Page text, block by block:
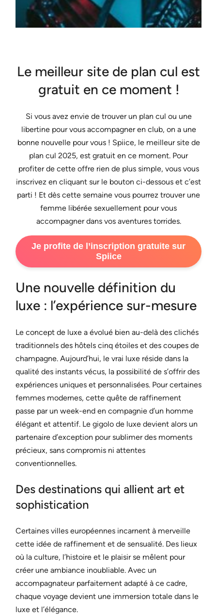
Le meilleur site de plan cul est
gratuit en ce moment !
Si vous avez envie de trouver un plan cul ou une
libertine pour vous accompagner en club, on a une
bonne nouvelle pour vous ! Spiice, le meilleur site de
plan cul 2025, est gratuit en ce moment. Pour
profiter de cette offre rien de plus simple, vous vous
inscrivez en cliquant sur le bouton ci-dessous et c’est
parti ! Et dès cette semaine vous pourrez trouver une
femme libérée sexuellement pour vous
accompagner dans vos aventures torrides.
Je profite de l’inscription gratuite sur
Spiice
Une nouvelle définition du
luxe : l’expérience sur-mesure
Le concept de luxe a évolué bien au-delà des clichés
traditionnels des hôtels cinq étoiles et des coupes de
champagne. Aujourd’hui, le vrai luxe réside dans la
qualité des instants vécus, la possibilité de s’offrir des
expériences uniques et personnalisées. Pour certaines
femmes modernes, cette quête de raffinement
passe par un week-end en compagnie d’un homme
élégant et attentif. Le gigolo de luxe devient alors un
partenaire d’exception pour sublimer des moments
précieux, sans compromis ni attentes
conventionnelles.
Des destinations qui allient art et
sophistication
Certaines villes européennes incarnent à merveille
cette idée de raffinement et de sensualité. Des lieux
où la culture, l’histoire et le plaisir se mêlent pour
créer une ambiance inoubliable. Avec un
accompagnateur parfaitement adapté à ce cadre,
chaque voyage devient une immersion totale dans le
luxe et l’élégance.